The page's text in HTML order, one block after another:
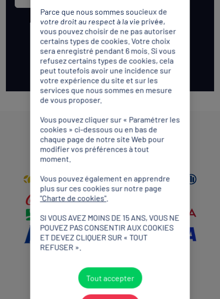
Partenaires Mondiaux
Partenaires Premium
Parce que nous sommes soucieux de
votre droit au respect à la vie privée,
vous pouvez choisir de ne pas autoriser
certains types de cookies. Votre choix
sera enregistré pendant 6 mois. Si vous
refusez certains types de cookies, cela
peut toutefois avoir une incidence sur
votre expérience du site et sur les
services que nous sommes en mesure
de vous proposer.
Vous pouvez cliquer sur « Paramétrer les
cookies » ci-dessous ou en bas de
chaque page de notre site Web pour
modifier vos préférences à tout
moment.
Vous pouvez également en apprendre
plus sur ces cookies sur notre page
"Charte de cookies".
SI VOUS AVEZ MOINS DE 15 ANS, VOUS NE
POUVEZ PAS CONSENTIR AUX COOKIES
ET DEVEZ CLIQUER SUR « TOUT
REFUSER ».
Tout accepter